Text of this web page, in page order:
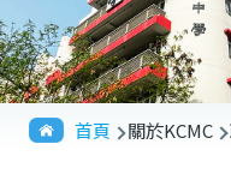
導
首頁 關於KCMC